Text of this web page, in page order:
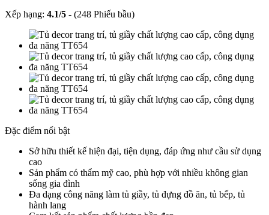
Xếp hạng: 4.1/5 - (248 Phiếu bầu)
Đặc điểm nổi bật
Sở hữu thiết kế hiện đại, tiện dụng, đáp ứng như cầu sử dụng
cao
Sản phẩm có thẩm mỹ cao, phù hợp với nhiều không gian
sống gia đình
Đa dạng công năng làm tủ giầy, tủ đựng đồ ăn, tủ bếp, tủ
hành lang